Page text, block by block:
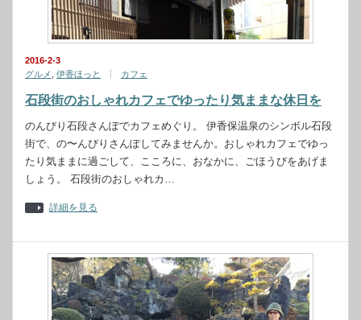
2016-2-3
グルメ
伊香ほっと カフェ
石段街のおしゃれカフェでゆったり気ままな休日を
のんびり石段さんぽでカフェめぐり。 伊香保温泉のシンボル石段
街で、の〜んびりさんぽしてみませんか。おしゃれカフェでゆっ
たり気ままに過ごして、こころに、おなかに、ごほうびをあげま
しょう。 石段街のおしゃれカ…
詳細を見る